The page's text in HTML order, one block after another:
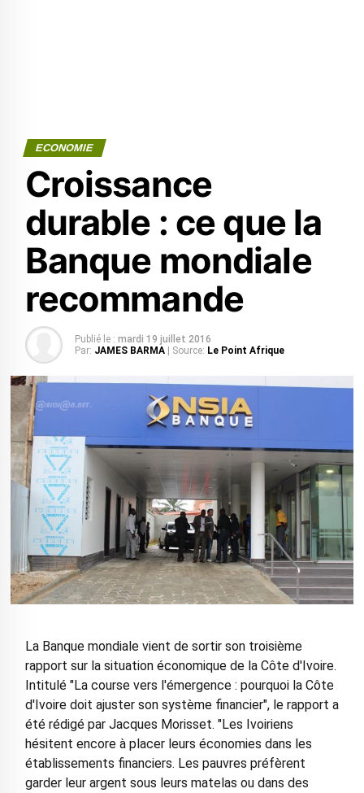
ECONOMIE
Croissance
durable : ce que la
Banque mondiale
recommande
Publié le : mardi 19 juillet 2016
Par: JAMES BARMA | Source: Le Point Afrique
La Banque mondiale vient de sortir son troisième
rapport sur la situation économique de la Côte d'Ivoire.
Intitulé "La course vers l'émergence : pourquoi la Côte
d'Ivoire doit ajuster son système financier", le rapport a
été rédigé par Jacques Morisset. "Les Ivoiriens
hésitent encore à placer leurs économies dans les
établissements financiers. Les pauvres préfèrent
garder leur argent sous leurs matelas ou dans des